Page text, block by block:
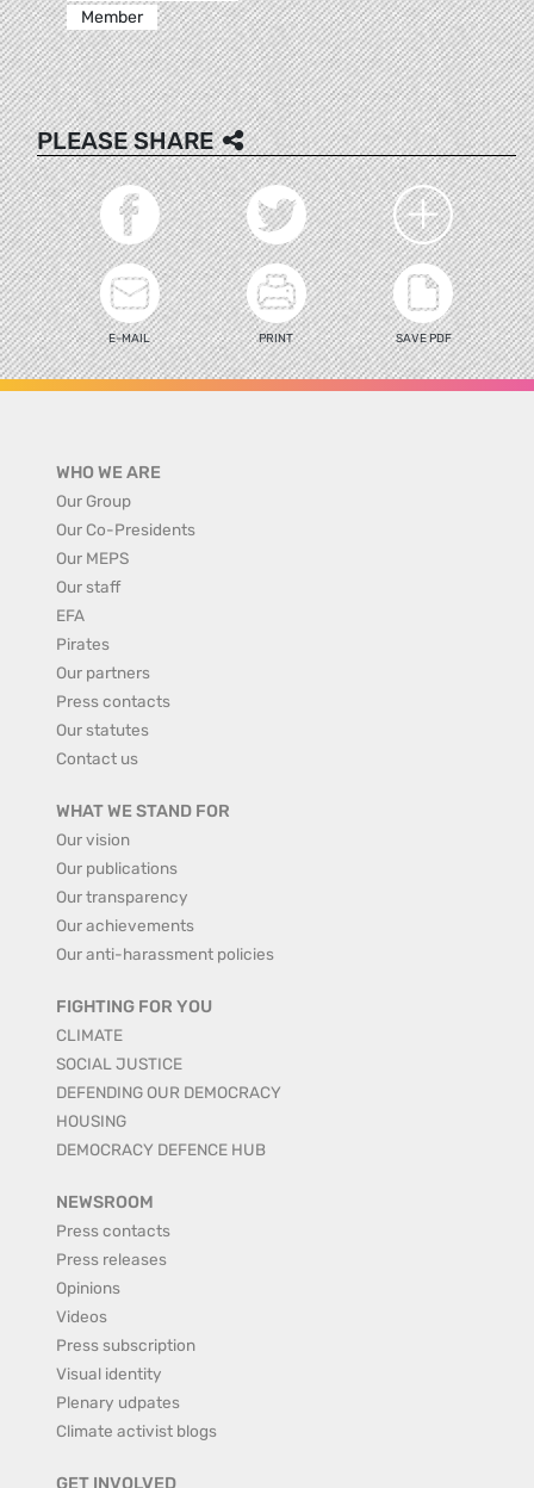
Member
PLEASE SHARE
E-MAIL PRINT SAVE PDF
WHO WE ARE
Our Group
Our Co-Presidents
Our MEPS
Our staff
EFA
Pirates
Our partners
Press contacts
Our statutes
Contact us
WHAT WE STAND FOR
Our vision
Our publications
Our transparency
Our achievements
Our anti-harassment policies
FIGHTING FOR YOU
CLIMATE
SOCIAL JUSTICE
DEFENDING OUR DEMOCRACY
HOUSING
DEMOCRACY DEFENCE HUB
NEWSROOM
Press contacts
Press releases
Opinions
Videos
Press subscription
Visual identity
Plenary udpates
Climate activist blogs
GET INVOLVED